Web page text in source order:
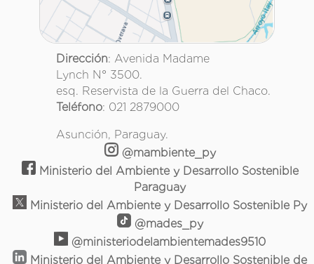
Dirección: Avenida Madame
Lynch N° 3500.
esq. Reservista de la Guerra del Chaco.
Teléfono: 021 2879000
Asunción, Paraguay.
@mambiente_py
Ministerio del Ambiente y Desarrollo Sostenible
Paraguay
Ministerio del Ambiente y Desarrollo Sostenible Py
@mades_py
@ministeriodelambientemades9510
Ministerio del Ambiente y Desarrollo Sostenible de